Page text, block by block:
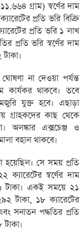
গ্রাম) স্বর্ণের দাম
প্রতি ভরি বিক্রি
প্রতি ভরি ১ লাখ
প্রতি ভরি স্বর্ণের দাম
না দেওয়া পর্যন্ত
কার্যকর থাকবে। তবে
যুক্ত হবে। এছাড়া
গ্রাহকদের কাছ থেকে
অলঙ্কার এক্সচেঞ্জ ও
বহাল থাকবে।
সে সময় প্রতি
স্বর্ণের দাম
টাকা। একই সময়ে ২১
টাকা, ১৮ ক্যারেটের
সনাতন পদ্ধতির প্রতি